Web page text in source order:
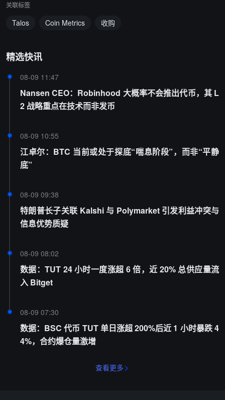
关联标签
Talos Coin Metrics 收购
精选快讯
08-09 11:47
Nansen CEO：Robinhood 大概率不会推出代币，其 L
2 战略重点在技术而非发币
08-09 10:55
江卓尔：BTC 当前或处于探底“喘息阶段”，而非“平静
底”
08-09 09:38
特朗普长子关联 Kalshi 与 Polymarket 引发利益冲突与
信息优势质疑
08-09 08:02
数据：TUT 24 小时一度涨超 6 倍，近 20% 总供应量流
入 Bitget
08-09 07:30
数据：BSC 代币 TUT 单日涨超 200%后近 1 小时暴跌 4
4%，合约爆仓量激增
查看更多